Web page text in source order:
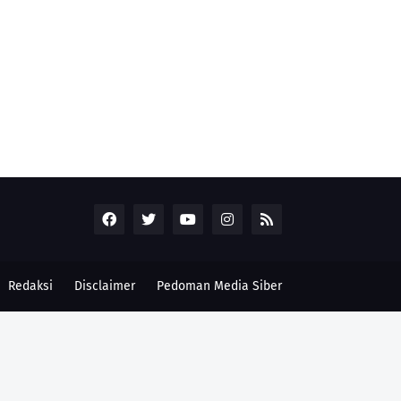
Redaksi Disclaimer Pedoman Media Siber